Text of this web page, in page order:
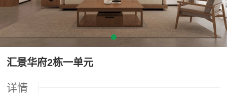
汇景华府2栋一单元
详情